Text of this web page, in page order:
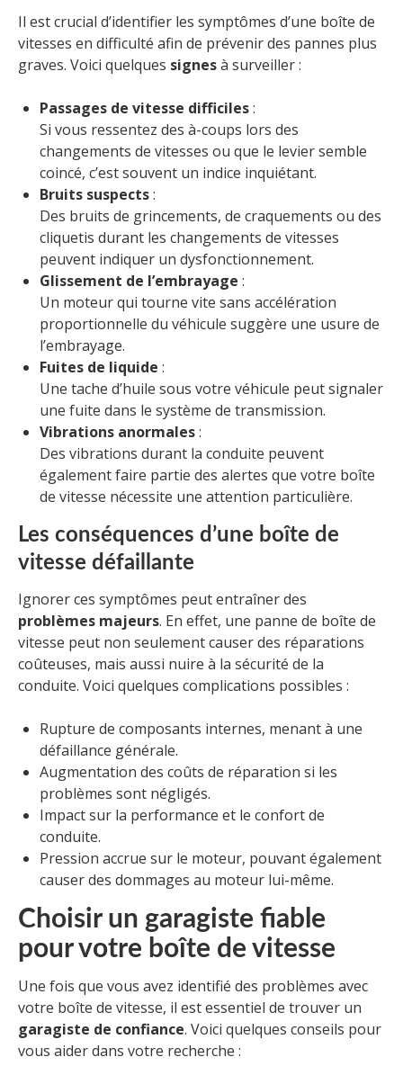
Il est crucial d’identifier les symptômes d’une boîte de
vitesses en difficulté afin de prévenir des pannes plus
graves. Voici quelques signesà surveiller :
Passages de vitesse difficiles:
Si vous ressentez des à-coups lors des
changements de vitesses ou que le levier semble
coincé, c’est souvent un indice inquiétant.
Bruits suspects:
Des bruits de grincements, de craquements ou des
cliquetis durant les changements de vitesses
peuvent indiquer un dysfonctionnement.
Glissement de l’embrayage :
Un moteur qui tourne vite sans accélération
proportionnelle du véhicule suggère une usure de
l’embrayage.
Fuites de liquide :
Une tache d’huile sous votre véhicule peut signaler
une fuite dans le système de transmission.
Vibrations anormales:
Des vibrations durant la conduite peuvent
également faire partie des alertes que votre boîte
de vitesse nécessite une attention particulière.
Les conséquences d’une boîte de
vitesse défaillante
Ignorer ces symptômes peut entraîner des
problèmes majeurs. En effet, une panne de boîte de
vitesse peut non seulement causer des réparations
coûteuses, mais aussi nuire à la sécurité de la
conduite. Voici quelques complications possibles :
Rupture de composants internes, menant à une
défaillance générale.
Augmentation des coûts de réparation si les
problèmes sont négligés.
Impact sur la performance et le confort de
conduite.
Pression accrue sur le moteur, pouvant également
causer des dommages au moteur lui-même.
Choisir un garagiste fiable
pour votre boîte de vitesse
Une fois que vous avez identifié des problèmes avec
votre boîte de vitesse, il est essentiel de trouver un
garagiste de confiance. Voici quelques conseils pour
vous aider dans votre recherche :